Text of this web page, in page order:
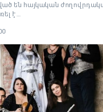
են հայկական
է…